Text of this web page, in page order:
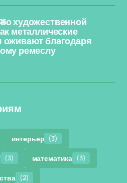
художественной
металлические
оживают благодаря
ремеслу
интерьер (3)
(3) математика (3)
(2)